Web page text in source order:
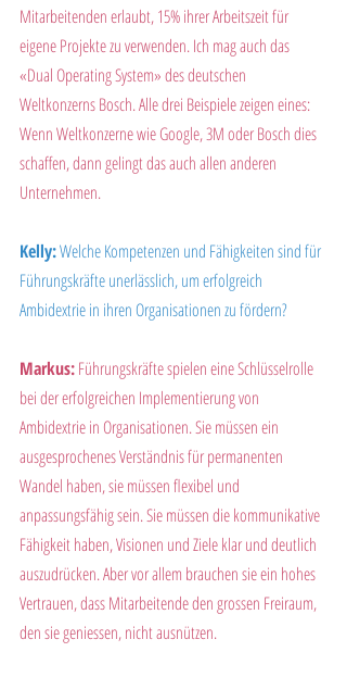
Mitarbeitenden erlaubt, 15% ihrer Arbeitszeit für
eigene Projekte zu verwenden. Ich mag auch das
«Dual Operating System» des deutschen
Weltkonzerns Bosch. Alle drei Beispiele zeigen eines:
Wenn Weltkonzerne wie Google, 3M oder Bosch dies
schaffen, dann gelingt das auch allen anderen
Unternehmen.
Kelly: Welche Kompetenzen und Fähigkeiten sind für
Führungskräfte unerlässlich, um erfolgreich
Ambidextrie in ihren Organisationen zu fördern?
Markus: Führungskräfte spielen eine Schlüsselrolle
bei der erfolgreichen Implementierung von
Ambidextrie in Organisationen. Sie müssen ein
ausgesprochenes Verständnis für permanenten
Wandel haben, sie müssen flexibel und
anpassungsfähig sein. Sie müssen die kommunikative
Fähigkeit haben, Visionen und Ziele klar und deutlich
auszudrücken. Aber vor allem brauchen sie ein hohes
Vertrauen, dass Mitarbeitende den grossen Freiraum,
den sie geniessen, nicht ausnützen.